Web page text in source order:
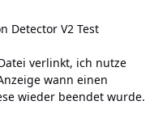
Detector V2 Test
verlinkt, ich nutze
wann einen
wieder beendet wurde.